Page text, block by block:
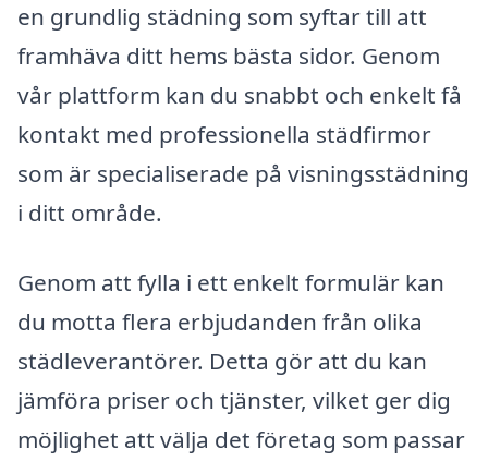
en grundlig städning som syftar till att
framhäva ditt hems bästa sidor. Genom
vår plattform kan du snabbt och enkelt få
kontakt med professionella städfirmor
som är specialiserade på visningsstädning
i ditt område.
Genom att fylla i ett enkelt formulär kan
du motta flera erbjudanden från olika
städleverantörer. Detta gör att du kan
jämföra priser och tjänster, vilket ger dig
möjlighet att välja det företag som passar